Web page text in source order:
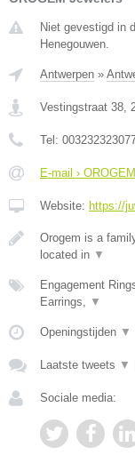
Niet gevestigd in
Henegouwen.
Antwerpen »
Vestingstraat 38,
Tel:
E-mail ›
Website: https://
Orogem is a
located in ▼
Engagement
Earrings, ▼
Openingstijden ▼
Laatste tweets ▼
Sociale media: